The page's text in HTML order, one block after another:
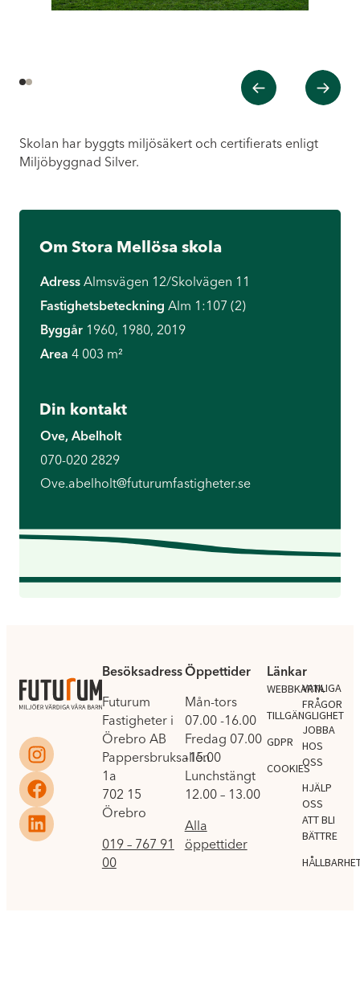
Tidigare Nästa
12
Skolan har byggts miljösäkert och certifierats enligt
Miljöbyggnad Silver.
Om Stora Mellösa skola
Adress Almsvägen 12/Skolvägen 11
Fastighetsbeteckning Alm 1:107 (2)
Byggår 1960, 1980, 2019
Area 4 003 m²
Din kontakt
Ove, Abelholt
070-020 2829
Ove.abelholt@futurumfastigheter.se
Besöksadress
Futurum
Fastigheter i
Örebro AB
Pappersbruksallén
1a
702 15
Örebro
019 – 767 91
00
Öppettider
Mån-tors
07.00 -16.00
Fredag 07.00
-15.00
Lunchstängt
12.00 – 13.00
Alla
öppettider
Länkar
WEBBKARTA
TILLGÄNGLIGHET
GDPR
COOKIES
.
VANLIGA
FRÅGOR
JOBBA
HOS
OSS
HJÄLP
OSS
ATT BLI
BÄTTRE